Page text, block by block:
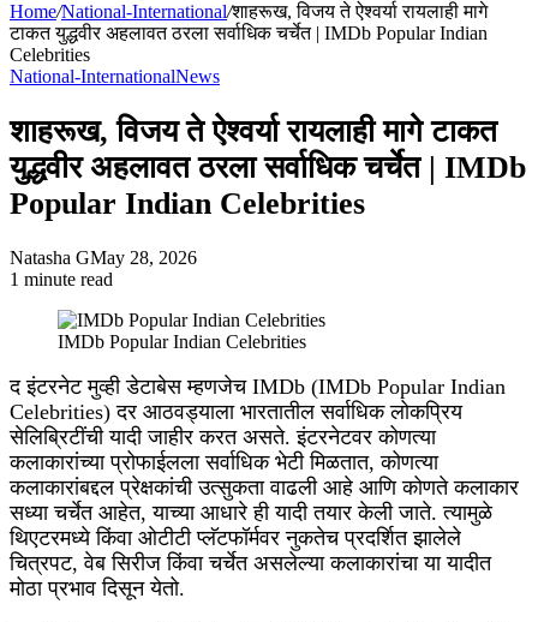
Home/National-International/शाहरूख, विजय ते ऐश्वर्या रायलाही मागे
टाकत युद्धवीर अहलावत ठरला सर्वाधिक चर्चेत | IMDb Popular Indian
Celebrities
National-InternationalNews
शाहरूख, विजय ते ऐश्वर्या रायलाही मागे टाकत
युद्धवीर अहलावत ठरला सर्वाधिक चर्चेत | IMDb
Popular Indian Celebrities
Natasha GMay 28, 2026
1 minute read
IMDb Popular Indian Celebrities
द इंटरनेट मुव्ही डेटाबेस म्हणजेच IMDb (IMDb Popular Indian
Celebrities) दर आठवड्याला भारतातील सर्वाधिक लोकप्रिय
सेलिब्रिटींची यादी जाहीर करत असते. इंटरनेटवर कोणत्या
कलाकारांच्या प्रोफाईलला सर्वाधिक भेटी मिळतात, कोणत्या
कलाकारांबद्दल प्रेक्षकांची उत्सुकता वाढली आहे आणि कोणते कलाकार
सध्या चर्चेत आहेत, याच्या आधारे ही यादी तयार केली जाते. त्यामुळे
थिएटरमध्ये किंवा ओटीटी प्लॅटफॉर्मवर नुकतेच प्रदर्शित झालेले
चित्रपट, वेब सिरीज किंवा चर्चेत असलेल्या कलाकारांचा या यादीत
मोठा प्रभाव दिसून येतो.